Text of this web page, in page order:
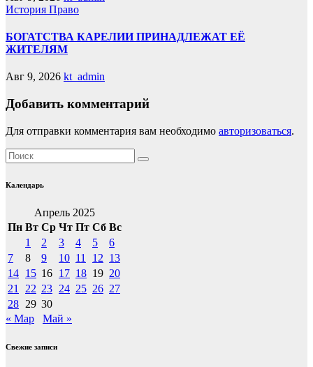
История Право
БОГАТСТВА КАРЕЛИИ ПРИНАДЛЕЖАТ ЕЁ
ЖИТЕЛЯМ
Авг 9, 2026 kt_admin
Добавить комментарий
Для отправки комментария вам необходимо авторизоваться.
Календарь
Апрель 2025
Пн Вт Ср Чт Пт Сб Вс
1
2 3 4 5
6
7
8 9 10 11 12 13
14 15 16 17 18 19 20
21
22 23 24 25 26 27
28 29 30
« Мар
Май »
Свежие записи